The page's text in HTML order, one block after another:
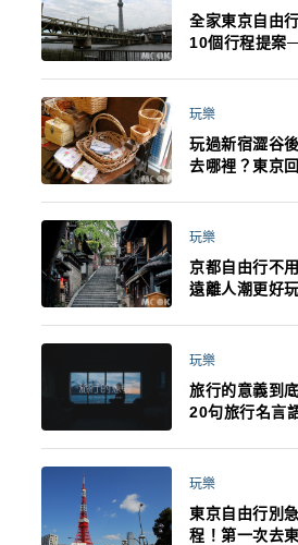
全家東京自由
10個行程提案
法！
玩樂
玩過新宿澀谷
去哪裡？東京
玩樂
京都自由行不
遠離人潮更好玩
玩樂
旅行的意義到
20句旅行名言
玩樂
東京自由行別
程！第一次去